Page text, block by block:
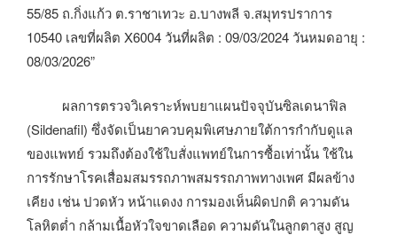
55/85 ถ.กิ่งแก้ว ต.ราชาเทวะ อ.บางพลี จ.สมุทรปราการ
10540 เลขที่ผลิต X6004 วันที่ผลิต : 09/03/2024 วันหมดอายุ :
08/03/2026”
ผลการตรวจวิเคราะห์พบยาแผนปัจจุบันซิลเดนาฟิล
(Sildenafil) ซึ่งจัดเป็นยาควบคุมพิเศษภายใต้การกำกับดูแล
ของแพทย์ รวมถึงต้องใช้ใบสั่งแพทย์ในการซื้อเท่านั้น ใช้ใน
การรักษาโรคเสื่อมสมรรถภาพสมรรถภาพทางเพศ มีผลข้าง
เคียง เช่น ปวดหัว หน้าแดงง การมองเห็นผิดปกติ ความดัน
โลหิตต่ำ กล้ามเนื้อหัวใจขาดเลือด ความดันในลูกตาสูง สูญ